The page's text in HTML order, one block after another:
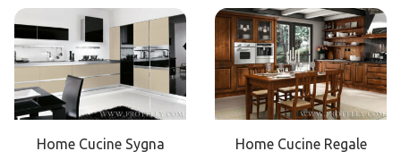
Home Cucine Sygna Home Cucine Regale